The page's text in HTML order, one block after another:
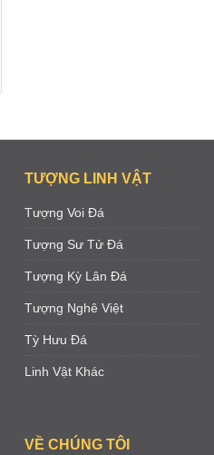
TƯỢNG LINH VẬT
Tượng Voi Đá
Tượng Sư Tử Đá
Tượng Kỳ Lân Đá
Tượng Nghê Việt
Tỳ Hưu Đá
Linh Vật Khác
VỀ CHÚNG TÔI